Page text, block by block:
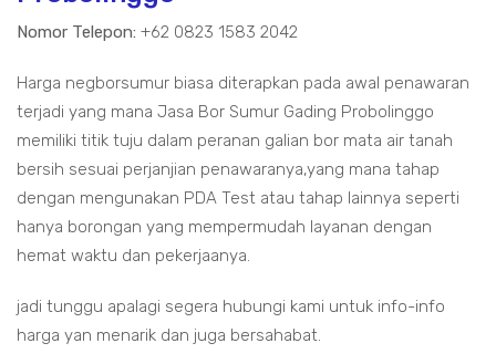
Nomor Telepon: +62 0823 1583 2042
Harga negborsumur biasa diterapkan pada awal penawaran
terjadi yang mana Jasa Bor Sumur Gading Probolinggo
memiliki titik tuju dalam peranan galian bor mata air tanah
bersih sesuai perjanjian penawaranya,yang mana tahap
dengan mengunakan PDA Test atau tahap lainnya seperti
hanya borongan yang mempermudah layanan dengan
hemat waktu dan pekerjaanya.
jadi tunggu apalagi segera hubungi kami untuk info-info
harga yan menarik dan juga bersahabat.